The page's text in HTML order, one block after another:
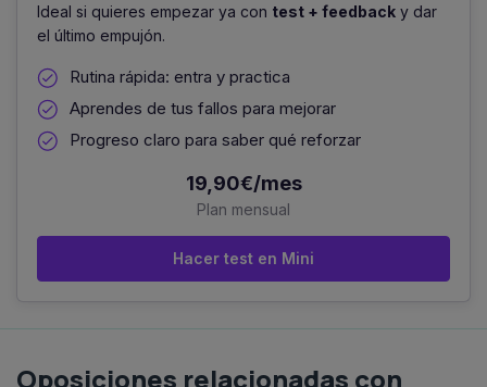
Ideal si quieres empezar ya con test + feedback y dar
el último empujón.
Rutina rápida: entra y practica
Aprendes de tus fallos para mejorar
Progreso claro para saber qué reforzar
19,90€/mes
Plan mensual
Hacer test en Mini
Oposiciones relacionadas con